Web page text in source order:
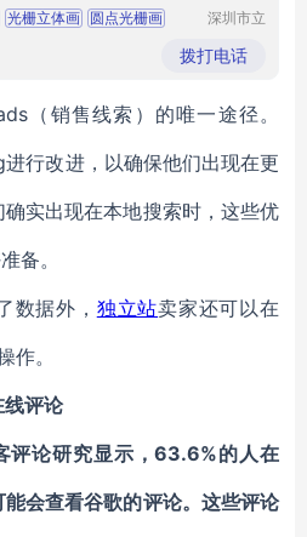
光栅立体画 圆点光栅画
深圳市立
技有限公
司
拨打电话
（销售线索）的唯一途径。
行改进，以确保他们出现在更
实出现在本地搜索时，这些优
备。
数据外， 独立站卖家还可以在
作。
评论
论研究显示，63.6%的人在
会查看谷歌的评论。这些评论